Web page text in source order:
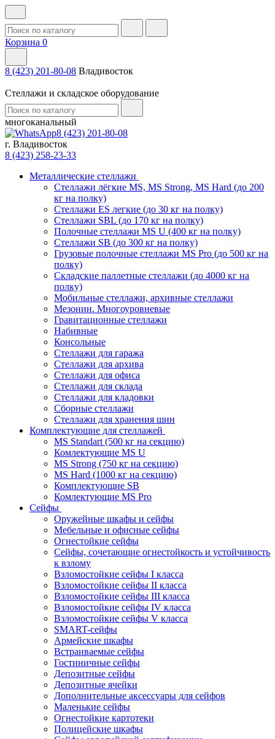
Корзина 0
8 (423) 201-80-08 Владивосток
Стеллажи и складское оборудование
многоканальный
8 (423) 201-80-08
г. Владивосток
8 (423) 258-23-33
Металлические стеллажи
Стеллажи лёгкие MS, MS Strong, MS Hard (до 200
кг на полку)
Стеллажи ES легкие (до 30 кг на полку)
Стеллажи SBL (до 170 кг на полку)
Полочные стеллажи MS U (400 кг на полку)
Стеллажи SB (до 300 кг на полку)
Грузовые полочные стеллажи MS Pro (до 500 кг на
полку)
Складские паллетные стеллажи (до 4000 кг на
полку)
Мобильные стеллажи, архивные стеллажи
Мезонин. Многоуровневые
Гравитационные стеллажи
Набивные
Консольные
Стеллажи для гаража
Стеллажи для архива
Стеллажи для офиса
Стеллажи для склада
Стеллажи для кладовки
Сборные стеллажи
Стеллажи для хранения шин
Комплектующие для стеллажей
MS Standart (500 кг на секцию)
Комлектующие MS U
MS Strong (750 кг на секцию)
MS Hard (1000 кг на секцию)
Комплектующие SB
Комлектующие MS Pro
Сейфы
Оружейные шкафы и сейфы
Мебельные и офисные сейфы
Огнестойкие сейфы
Сейфы, сочетающие огнестойкость и устойчивость
к взлому
Взломостойкие сейфы I класса
Взломостойкие сейфы II класса
Взломостойкие сейфы III класса
Взломостойкие сейфы IV класса
Взломостойкие сейфы V класса
SMART-сейфы
Армейские шкафы
Встраиваемые сейфы
Гостиничные сейфы
Депозитные сейфы
Депозитные ячейки
Дополнительные аксессуары для сейфов
Маленькие сейфы
Огнестойкие картотеки
Полицейские шкафы